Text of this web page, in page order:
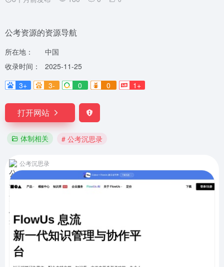
公考资源的资源导航
所在地：
中国
收录时间：
2025-11-25
3+
3- 0 0 1+
打开网站
体制相关 # 公考沉思录
公考沉思录